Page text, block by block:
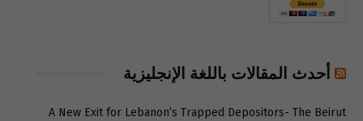
أحدث المقالات باللغة الإنجليزية
A New Exit for Lebanon’s Trapped Depositors- The Beirut